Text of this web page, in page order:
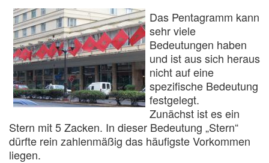
Das Pentagramm kann
sehr viele
Bedeutungen haben
und ist aus sich heraus
nicht auf eine
spezifische Bedeutung
festgelegt.
Zunächst ist es ein
Stern mit 5 Zacken. In dieser Bedeutung „Stern“
dürfte rein zahlenmäßig das häufigste Vorkommen
liegen.